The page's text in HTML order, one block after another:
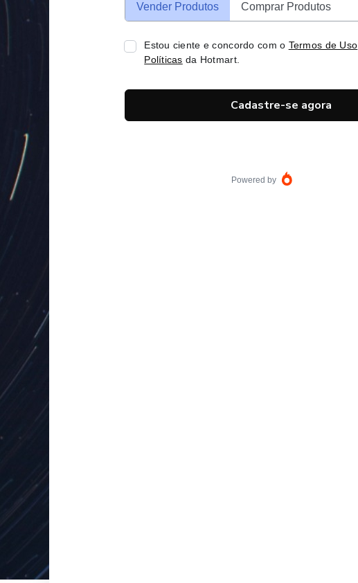
Vender Produtos Comprar Produtos
Estou ciente e concordo com o Termos de Uso
Políticas da Hotmart.
Cadastre-se agora
Powered by